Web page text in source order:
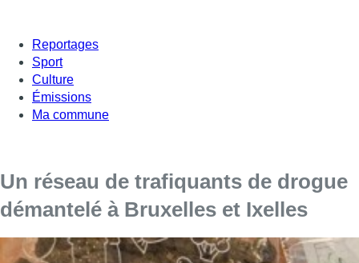
Reportages
Sport
Culture
Émissions
Ma commune
Un réseau de trafiquants de drogue
démantelé à Bruxelles et Ixelles